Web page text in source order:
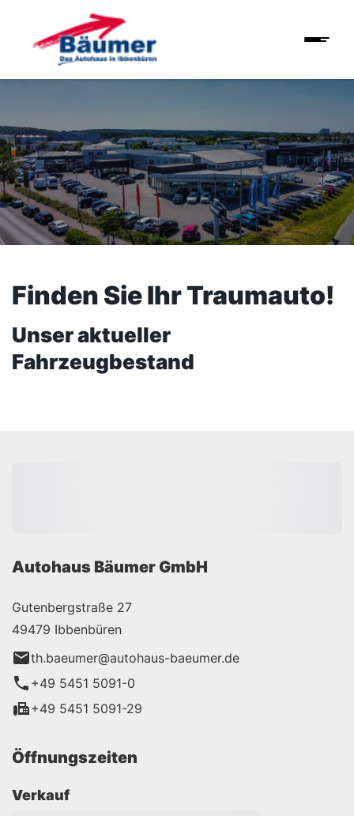
Finden Sie Ihr Traumauto!
Unser aktueller
Fahrzeugbestand
Autohaus Bäumer GmbH
Gutenbergstraße 27
49479 Ibbenbüren
th.baeumer@autohaus-baeumer.de
+49 5451 5091-0
+49 5451 5091-29
Öffnungszeiten
Verkauf